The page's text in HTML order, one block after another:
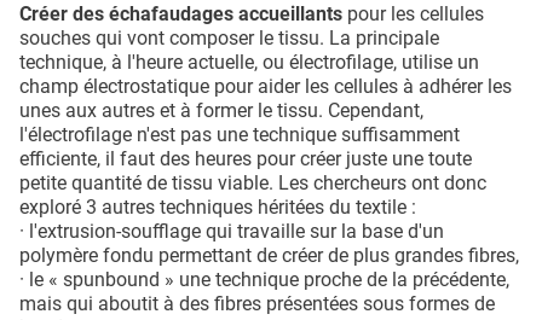
Créer des échafaudages accueillants pour les cellules
souches qui vont composer le tissu. La principale
technique, à l'heure actuelle, ou électrofilage, utilise un
champ électrostatique pour aider les cellules à adhérer les
unes aux autres et à former le tissu. Cependant,
l'électrofilage n'est pas une technique suffisamment
efficiente, il faut des heures pour créer juste une toute
petite quantité de tissu viable. Les chercheurs ont donc
exploré 3 autres techniques héritées du textile :
· l'extrusion-soufflage qui travaille sur la base d'un
polymère fondu permettant de créer de plus grandes fibres,
· le « spunbound » une technique proche de la précédente,
mais qui aboutit à des fibres présentées sous formes de